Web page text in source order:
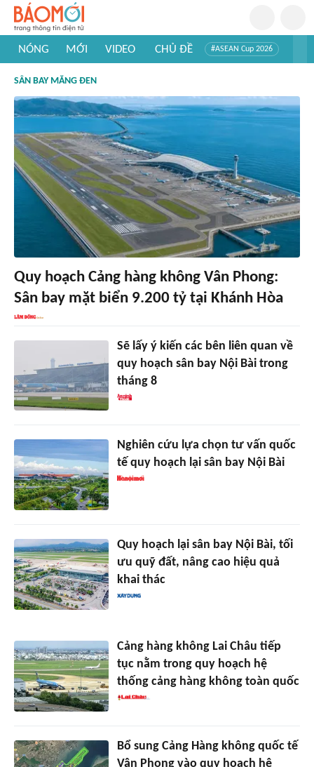
NÓNG MỚI VIDEO CHỦ ĐỀ #ASEAN Cup 2026
#Khám phá thế giới
SÂN BAY MĂNG ĐEN
Quy hoạch Cảng hàng không Vân Phong:
Sân bay mặt biển 9.200 tỷ tại Khánh Hòa
Sẽ lấy ý kiến các bên liên quan về
quy hoạch sân bay Nội Bài trong
tháng 8
Nghiên cứu lựa chọn tư vấn quốc
tế quy hoạch lại sân bay Nội Bài
Quy hoạch lại sân bay Nội Bài, tối
ưu quỹ đất, nâng cao hiệu quả
khai thác
Cảng hàng không Lai Châu tiếp
tục nằm trong quy hoạch hệ
thống cảng hàng không toàn quốc
Bổ sung Cảng Hàng không quốc tế
Vân Phong vào quy hoạch hệ